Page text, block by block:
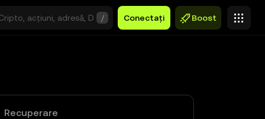
/ Conectați Boost
Recuperare